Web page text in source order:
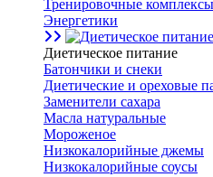
Тренировочные комплексы
Энергетики
Диетическое питание
Батончики и снеки
Диетические и ореховые
Заменители сахара
Масла натуральные
Мороженое
Низкокалорийные джемы
Низкокалорийные соусы